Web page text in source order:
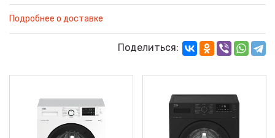
Подробнее о доставке
Поделиться: